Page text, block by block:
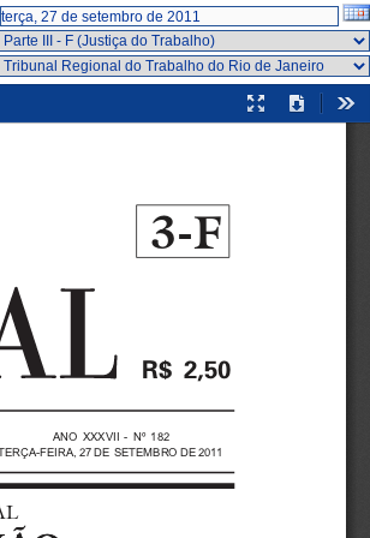
Modo
de
Download

ANO XXXVII - Nº 182
FEIRA, 27 DE SETEMBRO DE 2011
3-F